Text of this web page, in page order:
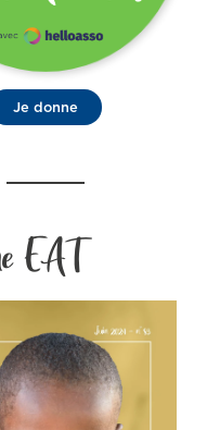
Je donne
EAT